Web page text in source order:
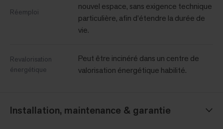
Réemploi
nouvel espace, sans exigence technique
particulière, afin d’étendre la durée de
vie.
Revalorisation
énergétique
Peut être incinéré dans un centre de
valorisation énergétique habilité.
Installation, maintenance & garantie